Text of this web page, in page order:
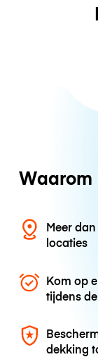
Waarom
Meer
locaties
Kom op
tijdens
dekking